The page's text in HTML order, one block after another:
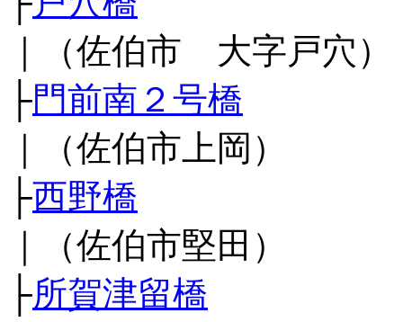
｜（佐伯市 大字戸穴）
├門前南２号橋
｜（佐伯市上岡）
├西野橋
｜（佐伯市堅田）
├所賀津留橋